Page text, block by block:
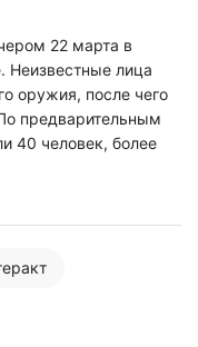
22 марта в
Неизвестные лица
оружия, после чего
предварительным
40 человек, более